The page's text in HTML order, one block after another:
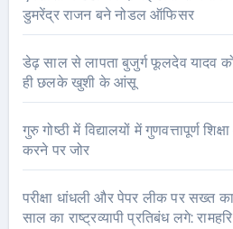
डुमरेंद्र राजन बने नोडल ऑफिसर
डेढ़ साल से लापता बुजुर्ग फूलदेव यादव को
ही छलके खुशी के आंसू
गुरु गोष्ठी में विद्यालयों में गुणवत्तापूर्ण
करने पर जोर
परीक्षा धांधली और पेपर लीक पर सख्त
साल का राष्ट्रव्यापी प्रतिबंध लगे: